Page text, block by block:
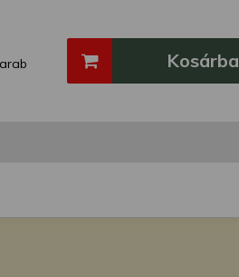
Kosárba